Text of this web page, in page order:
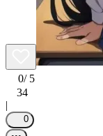
0/ 5
34
|
0